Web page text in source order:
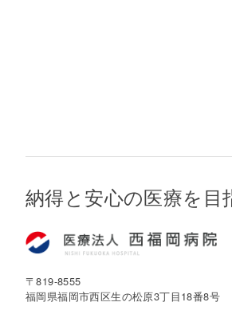
納得と安心の医療を目
〒819-8555
福岡県福岡市西区生の松原3丁目18番8号